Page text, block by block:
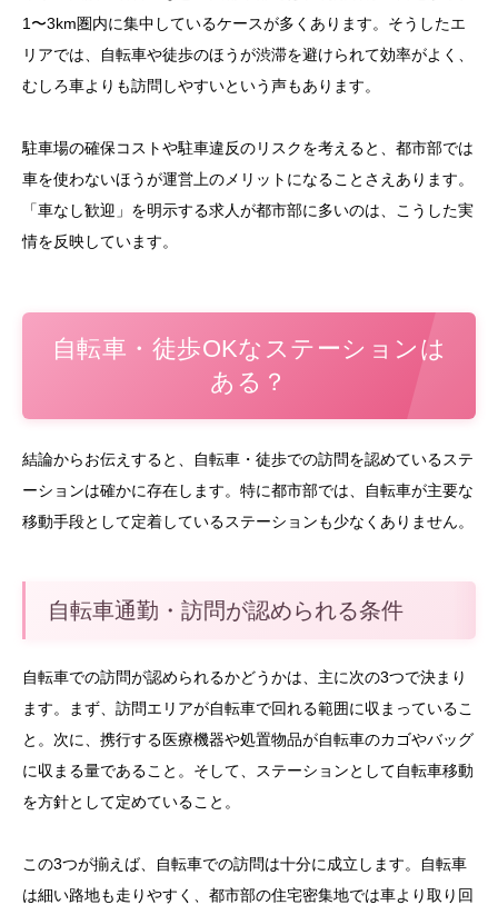
1〜3km圏内に集中しているケースが多くあります。そうしたエ
リアでは、自転車や徒歩のほうが渋滞を避けられて効率がよく、
むしろ車よりも訪問しやすいという声もあります。
駐車場の確保コストや駐車違反のリスクを考えると、都市部では
車を使わないほうが運営上のメリットになることさえあります。
「車なし歓迎」を明示する求人が都市部に多いのは、こうした実
情を反映しています。
自転車・徒歩OKなステーションは
ある？
結論からお伝えすると、自転車・徒歩での訪問を認めているステ
ーションは確かに存在します。特に都市部では、自転車が主要な
移動手段として定着しているステーションも少なくありません。
自転車通勤・訪問が認められる条件
自転車での訪問が認められるかどうかは、主に次の3つで決まり
ます。まず、訪問エリアが自転車で回れる範囲に収まっているこ
と。次に、携行する医療機器や処置物品が自転車のカゴやバッグ
に収まる量であること。そして、ステーションとして自転車移動
を方針として定めていること。
この3つが揃えば、自転車での訪問は十分に成立します。自転車
は細い路地も走りやすく、都市部の住宅密集地では車より取り回